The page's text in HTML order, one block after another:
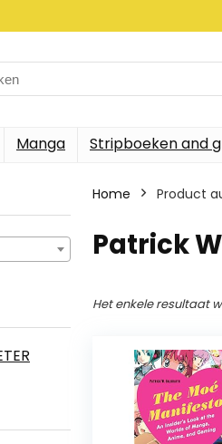
Manga Stripboeken and
Home Product
Patrick
Het enkele resultaat